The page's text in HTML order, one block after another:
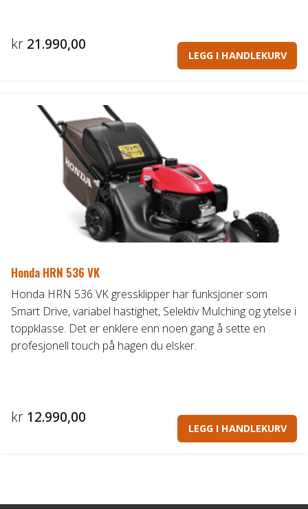
kr 21.990,00
LEGG I HANDLEKURV
Honda HRN 536 VK
Honda HRN 536 VK gressklipper har funksjoner som
Smart Drive, variabel hastighet, Selektiv Mulching og ytelse i
toppklasse. Det er enklere enn noen gang å sette en
profesjonell touch på hagen du elsker.
kr 12.990,00
LEGG I HANDLEKURV